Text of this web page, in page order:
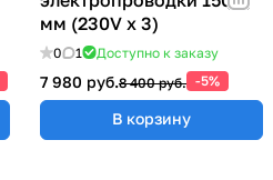
мм (230V x 3)
0 1 Доступно к заказу
7 980 руб.8 400 руб. -5%
В корзину